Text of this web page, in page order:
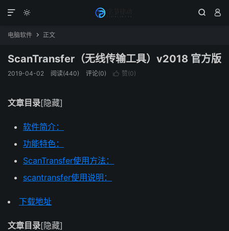
  

电脑软件  正文
ScanTransfer（无线传输工具）v2018 官方版
2019-04-02 阅读(440) 评论(0)  赞(0)
文章目录[隐藏]
软件简介：
功能特色：
ScanTransfer使用方法：
scantransfer使用说明：
下载地址
文章目录[隐藏]